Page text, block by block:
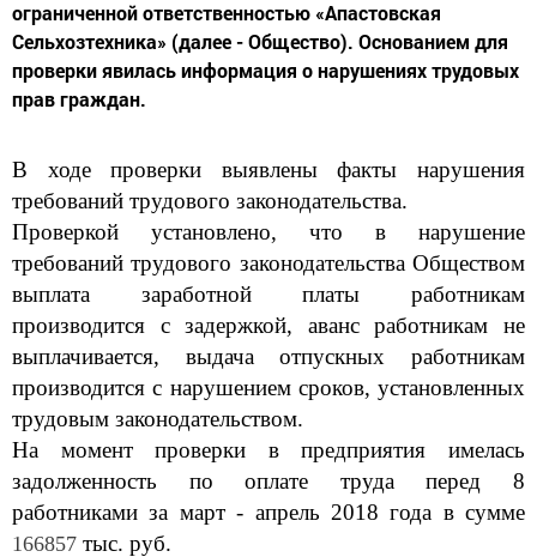
ограниченной ответственностью «Апастовская
Сельхозтехника» (далее - Общество). Основанием для
проверки явилась информация о нарушениях трудовых
прав граждан.
В ходе проверки выявлены факты нарушения
требований трудового законодательства.
Проверкой установлено, что в нарушение
требований трудового законодательства Обществом
выплата заработной платы работникам
производится с задержкой, аванс работникам не
выплачивается, выдача отпускных работникам
производится с нарушением сроков, установленных
трудовым законодательством.
На момент проверки в предприятия имелась
задолженность по оплате труда перед 8
работниками за март - апрель 2018 года в сумме
166857 тыс. руб.